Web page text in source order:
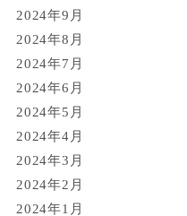
2024年9月
2024年8月
2024年7月
2024年6月
2024年5月
2024年4月
2024年3月
2024年2月
2024年1月